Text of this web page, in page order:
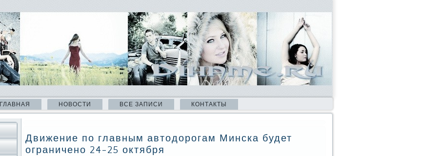
ГЛАВНАЯ НОВОСТИ ВСЕ ЗАПИСИ КОНТАКТЫ
Движение по главным автодорогам Минска будет
ограничено 24-25 октября